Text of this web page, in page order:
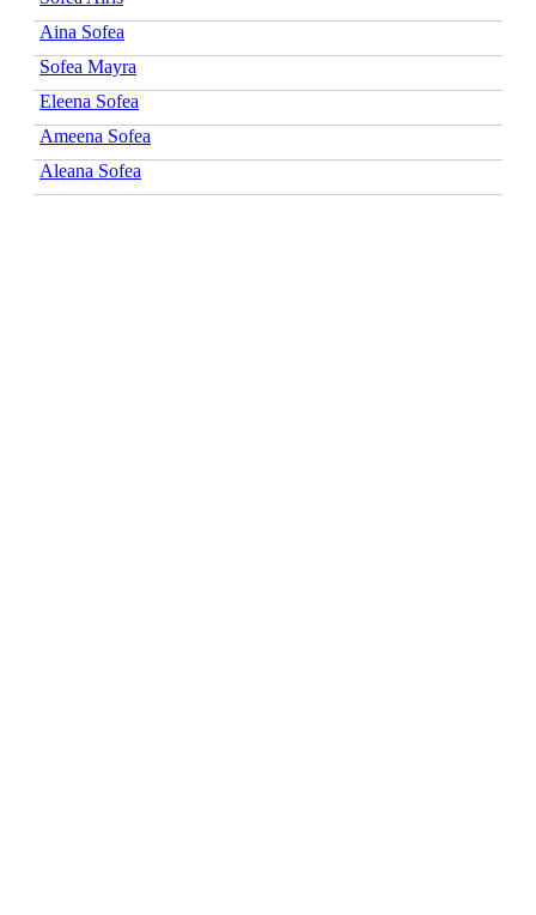
Aina Sofea
Sofea Mayra
Eleena Sofea
Ameena Sofea
Aleana Sofea